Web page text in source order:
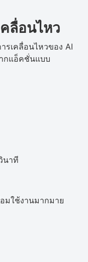
ลื่อนไหว
เคลื่อนไหวของ AI
กแอ็คชั่นแบบ
นาที
มใช้งานมากมาย